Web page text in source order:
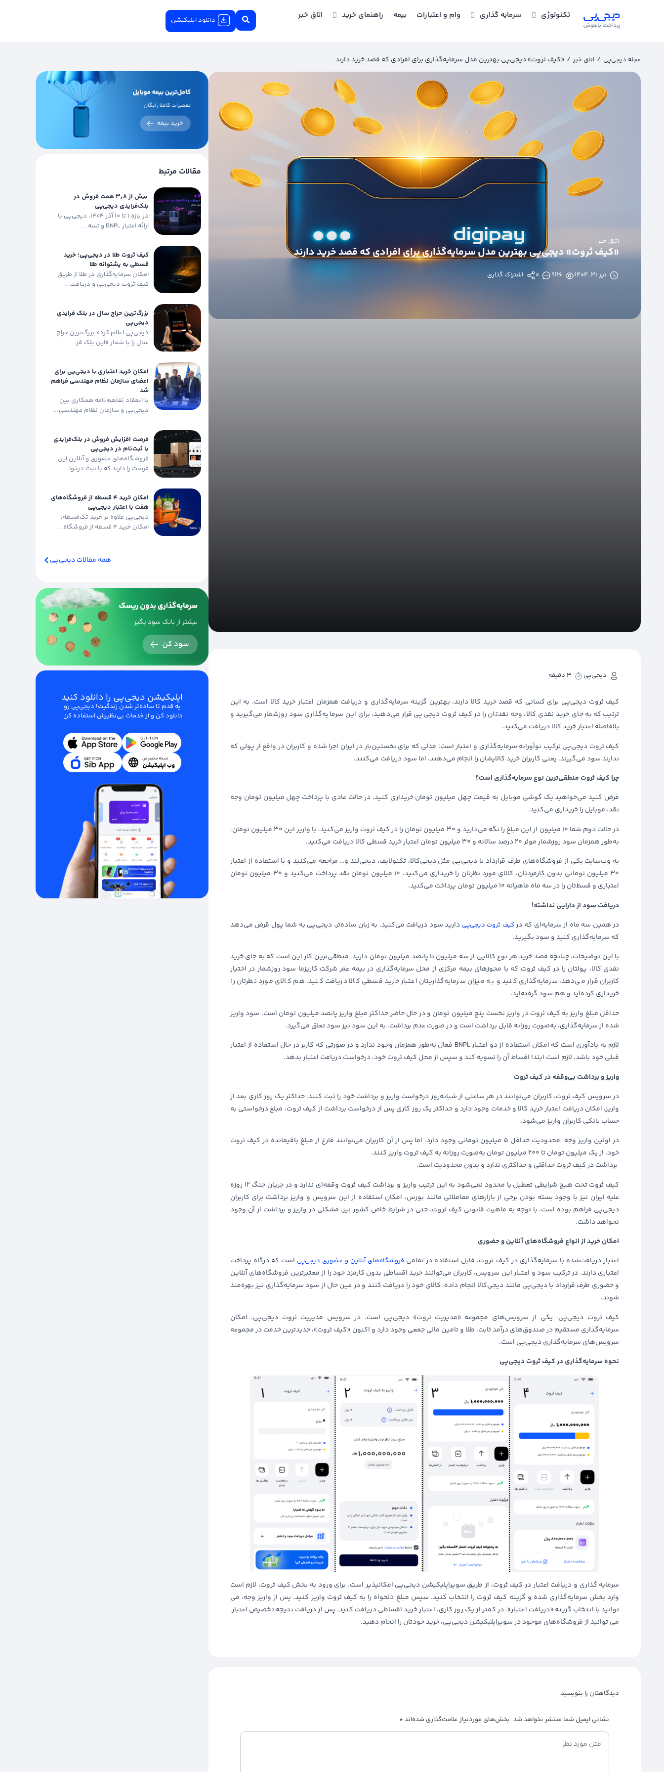
تکنولوژی سرمایه گذاری وام و اعتبارات بیمه راهنمای خرید اتاق خبر دانلود اپلیکیشن
مجله دیجی‌پی / اتاق خبر / «کیف ثروت» دیجی‌پی بهترین مدل سرمایه‌گذاری برای افرادی که قصد خرید دارند
اتاق خبر
«کیف ثروت» دیجی‌پی بهترین مدل سرمایه‌گذاری برای افرادی که قصد خرید دارند
تیر ۳۱, ۱۴۰۴ 9116
0 اشتراک گذاری
دیجی‌پی 3 دقیقه
کیف ثروت دیجی‌پی برای کسانی که قصد خرید کالا دارند، بهترین گزینه سرمایه‌گذاری و دریافت همزمان اعتبار خرید کالا است. به این
ترتیب که به جای خرید نقدی کالا، وجه نقدتان را در کیف ثروت دیجی‌پی قرار می‌دهید، برای این سرمایه‌گذاری سود روزشمار می‌گیرید و
بلافاصله اعتبار خرید کالا دریافت می‌کنید.
کیف ثروت دیجی‌پی ترکیب نوآورانه سرمایه‌گذاری و اعتبار است؛ مدلی که برای نخستین‌بار در ایران اجرا شده و کاربران در واقع از پولی که
ندارند سود می‌گیرند. یعنی کاربران خرید کالایشان را انجام می‌دهند، اما سود دریافت می‌کنند.
چرا کیف ثروت منطقی‌ترین نوع سرمایه‌گذاری است؟
فرض کنید می‌خواهید یک گوشی موبایل به قیمت چهل میلیون تومان خریداری کنید. در حالت عادی با پرداخت چهل میلیون تومان وجه
نقد، موبایل را خریداری می‌کنید.
در حالت دوم شما ۱۰ میلیون از این مبلغ را نگه می‌دارید و ۳۰ میلیون تومان را در کیف ثروت واریز می‌کنید. با واریز این ۳۰ میلیون تومان،
به‌طور همزمان سود روزشمار موثر ۲۰ درصد سالانه و ۳۰ میلیون تومان اعتبار خرید قسطی کالا دریافت می‌کنید.
به وب‌سایت یکی از فروشگاه‌های طرف قرارداد با دیجی‌پی مثل دیجی‌کالا، تکنولایف، دیجی‌لند و… مراجعه می‌کنید و با استفاده از اعتبار
۳۰ میلیون تومانی بدون کارمزدتان، کالای مورد نظرتان را خریداری می‌کنید. ۱۰ میلیون تومان نقد پرداخت می‌کنید و ۳۰ میلیون تومان
اعتباری و قسط‌تان را در سه ماه ماهیانه ۱۰ میلیون تومان پرداخت می‌کنید.
دریافت سود از دارایی نداشته!
در همین سه ماه از سرمایه‌ای که در کیف ثروت دیجی‌پی دارید سود دریافت می‌کنید. به زبان ساده‌تر، دیجی‌پی به شما پول قرض می‌دهد
که سرمایه‌گذاری کنید و سود بگیرید.
با این توضیحات، چنانچه قصد خرید هر نوع کالایی از سه میلیون تا پانصد میلیون تومان دارید، منطقی‌ترین کار این است که به جای خرید
نقدی کالا، پولتان را در کیف ثروت که با مجوزهای بیمه مرکزی از محل سرمایه‌گذاری در بیمه عمر شرکت کاریزما سود روزشمار در اختیار
کاربران قرار می‌دهد، سرمایه‌گذاری کنید و به میزان سرمایه‌گذاریتان اعتبار خرید قسطی کالا دریافت کنید. هم کالای مورد نظرتان را
خریداری کرده‌اید و هم سود گرفته‌اید.
حداقل مبلغ واریز به کیف ثروت در واریز نخست پنج میلیون تومان و در حال حاضر حداکثر مبلغ واریز پانصد میلیون تومان است. سود واریز
شده از سرمایه‌گذاری، به‌صورت روزانه قابل برداشت است و در صورت عدم برداشت، به این سود نیز سود تعلق می‌گیرد.
لازم به یادآوری است که امکان استفاده از دو اعتبار BNPL فعال به‌طور همزمان وجود ندارد و در صورتی که کاربر در حال استفاده از اعتبار
قبلی خود باشد، لازم است ابتدا اقساط آن را تسویه کند و سپس از محل کیف ثروت خود، درخواست دریافت اعتبار بدهد.
واریز و برداشت بی‌وقفه در کیف ثروت
در سرویس کیف ثروت، کاربران می‌توانند در هر ساعتی از شبانه‌روز درخواست واریز و برداشت خود را ثبت کنند. حداکثر یک روز کاری بعد از
واریز، امکان دریافت اعتبار خرید کالا و خدمات وجود دارد و حداکثر یک روز کاری پس از درخواست برداشت از کیف ثروت، مبلغ درخواستی به
حساب بانکی کاربران واریز می‌شود.
در اولین واریز وجه، محدودیت حداقل ۵ میلیون تومانی وجود دارد، اما پس از آن کاربران می‌توانند فارغ از مبلغ باقیمانده در کیف ثروت
خود، از یک میلیون تومان تا ۲۰۰ میلیون تومان به‌صورت روزانه به کیف ثروت واریز کنند.
برداشت در کیف ثروت حداقلی و حداکثری ندارد و بدون محدودیت است.
کیف ثروت تحت هیچ شرایطی تعطیل یا محدود نمی‌شود به این ترتیب واریز و برداشت کیف ثروت وقفه‌ای ندارد و در جریان جنگ ۱۲ روزه
علیه ایران نیز با وجود بسته بودن برخی از بازارهای معاملاتی مانند بورس، امکان استفاده از این سرویس و واریز برداشت برای کاربران
دیجی‌پی فراهم بوده است. با توجه به ماهیت قانونی کیف ثروت، حتی در شرایط خاص کشور نیز، مشکلی در واریز و برداشت از آن وجود
نخواهد داشت.
امکان خرید از انواع فروشگاه‌های آنلاین و حضوری
اعتبار دریافت‌شده با سرمایه‌گذاری در کیف ثروت، قابل استفاده در تمامی فروشگاه‌های آنلاین و حضوری دیجی‌پی است که درگاه پرداخت
اعتباری دارند. در ترکیب سود و اعتبار این سرویس، کاربران می‌توانند خرید اقساطی بدون کارمزد خود را از معتبرترین فروشگاه‌های آنلاین
و حضوری طرف قرارداد با دیجی‌پی مانند دیجی‌کالا انجام داده، کالای خود را دریافت کنند و در عین حال از سود سرمایه‌گذاری نیز بهره‌مند
شوند.
کیف ثروت دیجی‌پی، یکی از سرویس‌های مجموعه «مدیریت ثروت» دیجی‌پی است. در سرویس مدیریت ثروت دیجی‌پی، امکان
سرمایه‌گذاری مستقیم در صندوق‌های درآمد ثابت، طلا و تامین مالی جمعی وجود دارد و اکنون «کیف ثروت»، جدیدترین خدمت در مجموعه
سرویس‌های سرمایه‌گذاری دیجی‌پی است.
نحوه سرمایه‌گذاری در کیف ثروت دیجی‌پی
سرمایه گذاری و دریافت اعتبار در کیف ثروت، از طریق سوپراپلیکیشن دیجی‌پی امکانپذیر است. برای ورود به بخش کیف ثروت، لازم است
وارد بخش سرمایه‌گذاری شده و گزینه کیف ثروت را انتخاب کنید. سپس مبلغ دلخواه را به کیف ثروت واریز کنید. پس از واریز وجه، می
توانید با انتخاب گزینه «دریافت اعتبار»، در کمتر از یک روز کاری، اعتبار خرید اقساطی دریافت کنید. پس از دریافت نتیجه تخصیص اعتبار،
می توانید از فروشگاه‌های موجود در سوپراپلیکیشن دیجی‌پی، خرید خودتان را انجام دهید.
دیدگاهتان را بنویسید
نشانی ایمیل شما منتشر نخواهد شد. بخش‌های موردنیاز علامت‌گذاری شده‌اند *
مقالات مرتبط
بیش از ۳٫۸ همت فروش در
بلک‌فرایدی دیجی‌پی
در بازه ۱ تا ۱۰ آذر ۱۴۰۴، دیجی‌پی با
ارائه اعتبار BNPL و تسه...
کیف ثروت طلا در دیجی‌پی؛ خرید
قسطی به پشتوانه طلا
امکان سرمایه‌گذاری در طلا از طریق
کیف ثروت دیجی‌‌پی و دریافت...
بزرگ‌ترین حراج سال در بلک فرایدی
دیجی‌پی
دیجی‌پی اعلام کرده بزرگ‌ترین حراج
سال را با شعار «این بلک فر...
امکان خرید اعتباری با دیجی‌پی برای
اعضای سازمان نظام مهندسی فراهم
شد
با انعقاد تفاهم‌نامه همکاری بین
دیجی‌پی و سازمان نظام مهندسی...
فرصت افزایش فروش در بلک‌فرایدی
با ثبت‌نام در دیجی‌پی
فروشگاه‌های حضوری و آنلاین این
فرصت را دارند که با ثبت درخوا...
امکان خرید ۴ قسطه از فروشگاه‌های
هفت با اعتبار دیجی‌پی
دیجی‌پی علاوه بر خرید تک‌قسطه،
امکان خرید ۴ قسطه از فروشگاه‌...
همه مقالات دیجی‌پی
اپلیکیشن دیجی‌پی را دانلود کنید
یه قدم تا ساده‌تر شدن زندگیت! دیجی‌پی رو
دانلود کن و از خدمات بی‌نظیرش استفاده کن.